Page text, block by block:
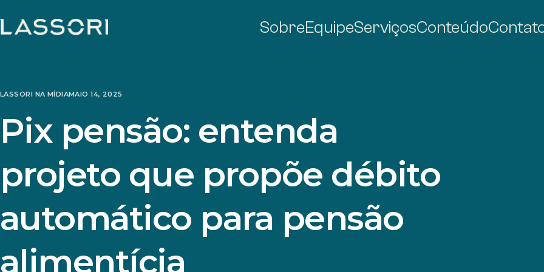
SobreEquipeServiçosConteúdo
LASSORI NA MÍDIAMAIO 14, 2025
Pix pensão: entenda
projeto que propõe débito
automático para pensão
alimentícia